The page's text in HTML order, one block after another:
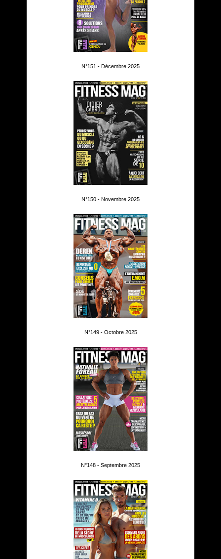
N°151 - Décembre 2025
N°150 - Novembre 2025
N°149 - Octobre 2025
N°148 - Septembre 2025